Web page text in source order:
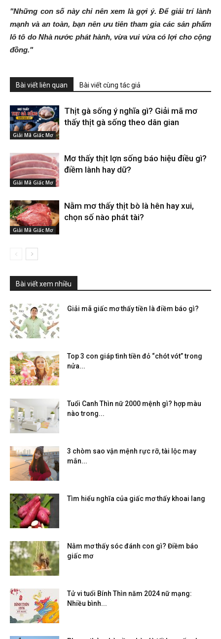
"Những con số này chỉ nên xem là gợi ý. Để giải trí lành
mạnh và an toàn, bạn nên ưu tiên tham gia các sản phẩm
lô tô do Nhà nước phát hành, vừa vui vừa có lợi cho cộng
đồng."
Bài viết liên quan Bài viết cùng tác giả
Giải Mã Giấc Mơ
Thịt gà sống ý nghĩa gì? Giải mã mơ
thấy thịt gà sống theo dân gian
Giải Mã Giấc Mơ
Mơ thấy thịt lợn sống báo hiệu điều gì?
điềm lành hay dữ?
Giải Mã Giấc Mơ
Nằm mơ thấy thịt bò là hên hay xui,
chọn số nào phát tài?
Bài viết xem nhiều
Giải mã giấc mơ thấy tiền là điềm báo gì?
Top 3 con giáp tình tiền đỏ “chót vót” trong
nửa...
Tuổi Canh Thìn nữ 2000 mệnh gì? hợp màu
nào trong...
3 chòm sao vận mệnh rực rỡ, tài lộc may
mắn...
Tìm hiểu nghĩa của giấc mơ thấy khoai lang
Nằm mơ thấy sóc đánh con gì? Điềm báo
giấc mơ
Tử vi tuổi Bính Thìn năm 2024 nữ mạng:
Nhiều bình...